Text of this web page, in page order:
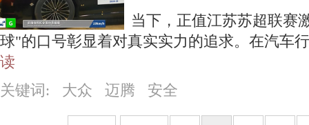
当下，正值江苏苏超联赛
球"的口号彰显着对真实实力的追求。在汽车
读
关键词: 大众 迈腾 安全